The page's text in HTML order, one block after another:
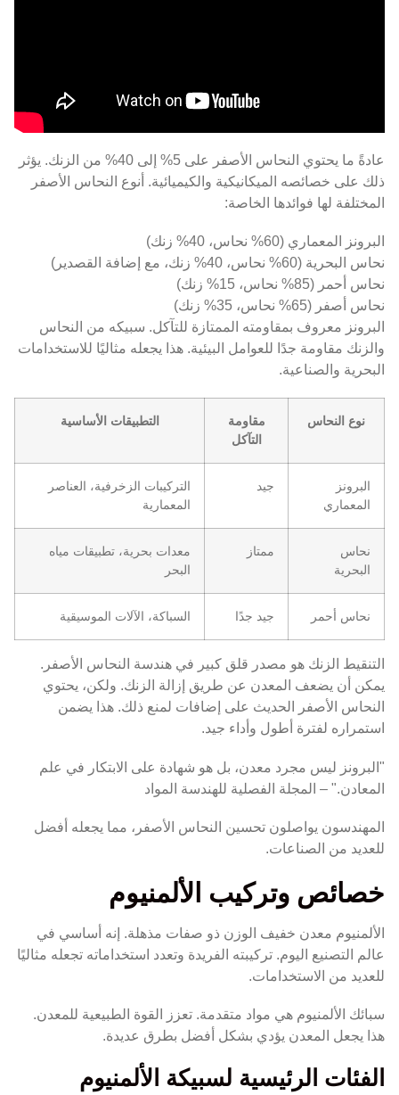
عادةً ما يحتوي النحاس الأصفر على 5% إلى 40% من الزنك. يؤثر
ذلك على خصائصه الميكانيكية والكيميائية. أنوع النحاس الأصفر
المختلفة لها فوائدها الخاصة:
البرونز المعماري (60% نحاس، 40% زنك)
نحاس البحرية (60% نحاس، 40% زنك، مع إضافة القصدير)
نحاس أحمر (85% نحاس، 15% زنك)
نحاس أصفر (65% نحاس، 35% زنك)
البرونز معروف بمقاومته الممتازة للتآكل. سبيكه من النحاس
والزنك مقاومة جدًا للعوامل البيئية. هذا يجعله مثاليًا للاستخدامات
البحرية والصناعية.
نوع النحاس
مقاومة
التآكل
التطبيقات الأساسية
البرونز
المعماري
جيد
التركيبات الزخرفية، العناصر
المعمارية
نحاس
البحرية
ممتاز
معدات بحرية، تطبيقات مياه
البحر
نحاس أحمر جيد جدًا السباكة، الآلات الموسيقية
التنقيط الزنك هو مصدر قلق كبير في هندسة النحاس الأصفر.
يمكن أن يضعف المعدن عن طريق إزالة الزنك. ولكن، يحتوي
النحاس الأصفر الحديث على إضافات لمنع ذلك. هذا يضمن
استمراره لفترة أطول وأداء جيد.
"البرونز ليس مجرد معدن، بل هو شهادة على الابتكار في علم
المعادن." – المجلة الفصلية للهندسة المواد
المهندسون يواصلون تحسين النحاس الأصفر، مما يجعله أفضل
للعديد من الصناعات.
خصائص وتركيب الألمنيوم
الألمنيوم معدن خفيف الوزن ذو صفات مذهلة. إنه أساسي في
عالم التصنيع اليوم. تركيبته الفريدة وتعدد استخداماته تجعله مثاليًا
للعديد من الاستخدامات.
سبائك الألمنيوم هي مواد متقدمة. تعزز القوة الطبيعية للمعدن.
هذا يجعل المعدن يؤدي بشكل أفضل بطرق عديدة.
الفئات الرئيسية لسبيكة الألمنيوم